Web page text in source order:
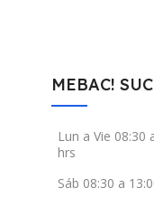
MEBAC!
Lun a Vie 08:30
hrs
Sáb 08:30 a